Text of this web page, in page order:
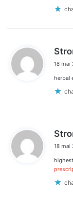
18 mai
herbal
18 mai